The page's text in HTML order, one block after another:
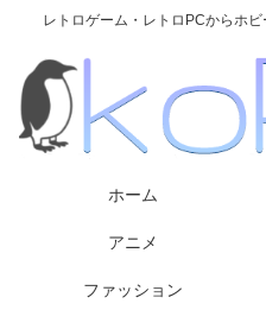
レトロゲーム・レトロPCからホ
ホーム
アニメ
ファッション